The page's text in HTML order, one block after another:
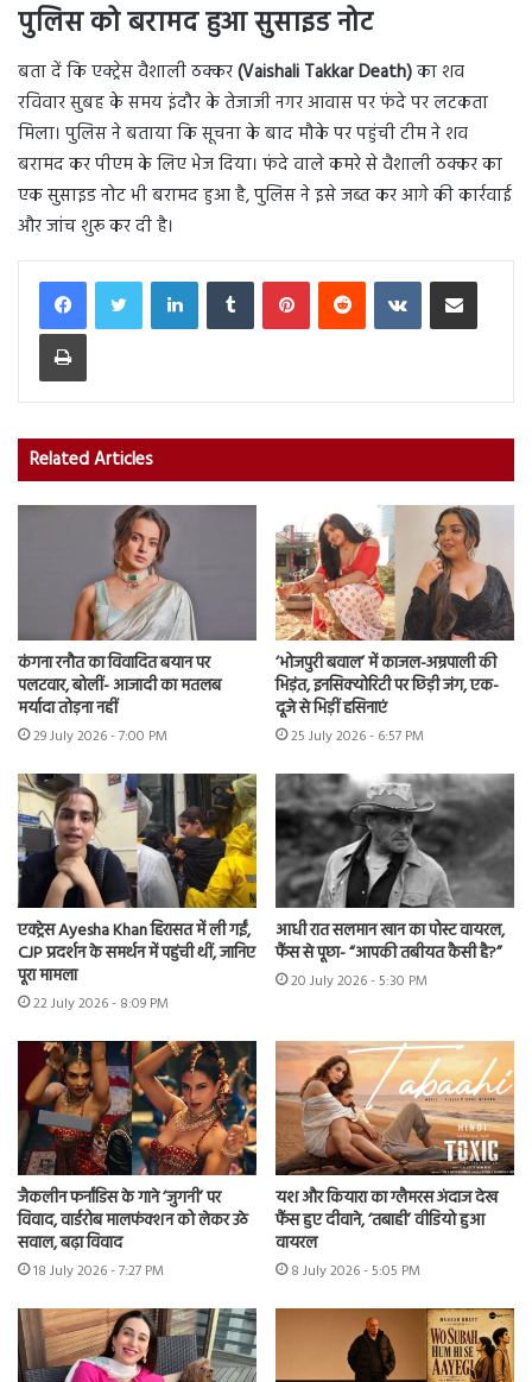
पुलिस को बरामद हुआ सुसाइड नोट
बता दें कि एक्ट्रेस वैशाली ठक्कर(Vaishali Takkar Death)का शव
रविवार सुबह के समय इंदौर के तेजाजी नगर आवास पर फंदे पर लटकता
मिला। पुलिस ने बताया कि सूचना के बाद मौके पर पहुंची टीम ने शव
बरामद कर पीएम के लिए भेज दिया। फंदे वाले कमरे से वैशाली ठक्कर का
एक सुसाइड नोट भी बरामद हुआ है, पुलिस ने इसे जब्त कर आगे की कार्रवाई
और जांच शुरू कर दी है।
LinkedInTumblr PinterestReddit VKontakteShare via Email
Print
Related Articles
कंगना रनौत का विवादित बयान पर
पलटवार, बोलीं- आजादी का मतलब
मर्यादा तोड़ना नहीं
29 July 2026 - 7:00 PM
‘भोजपुरी बवाल’ में काजल-अम्रपाली की
भिड़ंत, इनसिक्योरिटी पर छिड़ी जंग, एक-
दूजे से भिड़ीं हसिनाएं
25 July 2026 - 6:57 PM
एक्ट्रेस Ayesha Khan हिरासत में ली गईं,
CJP प्रदर्शन के समर्थन में पहुंची थीं, जानिए
पूरा मामला
22 July 2026 - 8:09 PM
आधी रात सलमान खान का पोस्ट वायरल,
फैंस से पूछा- “आपकी तबीयत कैसी है?”
20 July 2026 - 5:30 PM
जैकलीन फर्नांडिस के गाने ‘जुगनी’ पर
विवाद, वार्डरोब मालफंक्शन को लेकर उठे
सवाल, बढ़ा विवाद
18 July 2026 - 7:27 PM
यश और कियारा का ग्लैमरस अंदाज देख
फैंस हुए दीवाने, ‘तबाही’ वीडियो हुआ
वायरल
8 July 2026 - 5:05 PM